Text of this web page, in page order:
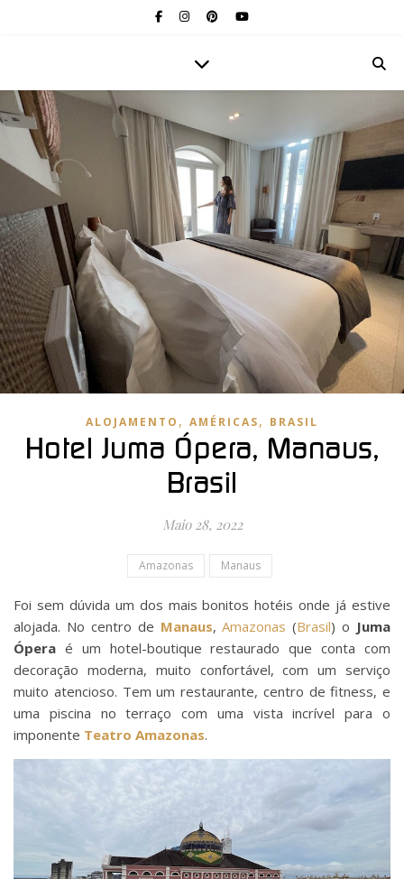
ALOJAMENTO , AMÉRICAS, BRASIL
Hotel Juma Ópera, Manaus,
Brasil
Maio 28, 2022
Amazonas Manaus
Foi sem dúvida um dos mais bonitos hotéis onde já estive
alojada. No centro de Manaus,Amazonas (Brasil) o Juma
Ópera é um hotel-boutique restaurado que conta com
decoração moderna, muito confortável, com um serviço
muito atencioso. Tem um restaurante, centro de fitness, e
uma piscina no terraço com uma vista incrível para o
imponente Teatro Amazonas.